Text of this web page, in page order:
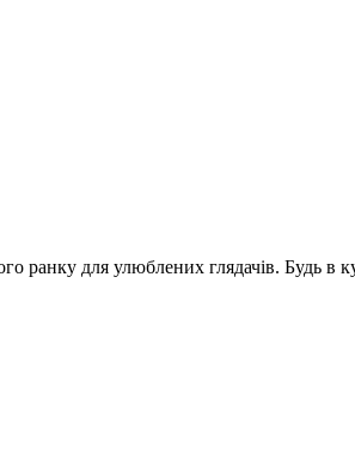
ранку для улюблених глядачів. Будь в